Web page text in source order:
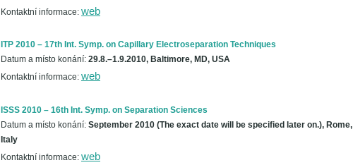
Kontaktní informace: web
ITP 2010 – 17th Int. Symp. on Capillary Electroseparation Techniques
Datum a místo konání: 29.8.–1.9.2010, Baltimore, MD, USA
Kontaktní informace: web
ISSS 2010 – 16th Int. Symp. on Separation Sciences
Datum a místo konání: September 2010 (The exact date will be specified later on.), Rome,
Italy
Kontaktní informace: web